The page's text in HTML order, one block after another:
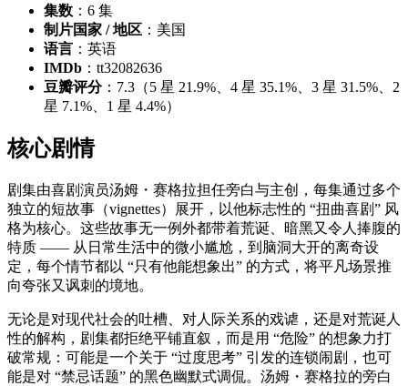
集数 ：6 集
制片国家 / 地区 ：美国
语言 ：英语
IMDb ：tt32082636
豆瓣评分：7.3（5 星 21.9%、4 星 35.1%、3 星 31.5%、2
星 7.1%、1 星 4.4%）
核心剧情
剧集由喜剧演员汤姆・赛格拉担任旁白与主创，每集通过多个
独立的短故事（vignettes）展开，以他标志性的 “扭曲喜剧” 风
格为核心。这些故事无一例外都带着荒诞、暗黑又令人捧腹的
特质 —— 从日常生活中的微小尴尬，到脑洞大开的离奇设
定，每个情节都以 “只有他能想象出” 的方式，将平凡场景推
向夸张又讽刺的境地。
无论是对现代社会的吐槽、对人际关系的戏谑，还是对荒诞人
性的解构，剧集都拒绝平铺直叙，而是用 “危险” 的想象力打
破常规：可能是一个关于 “过度思考” 引发的连锁闹剧，也可
能是对 “禁忌话题” 的黑色幽默式调侃。汤姆・赛格拉的旁白